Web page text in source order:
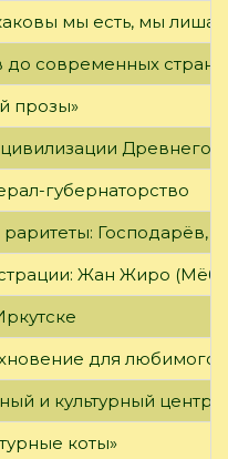
мы есть, мы
современных
прозы»
Древнего
губернаторство
раритеты:
Жан Жиро
для любимого
и культурный центр
коты»